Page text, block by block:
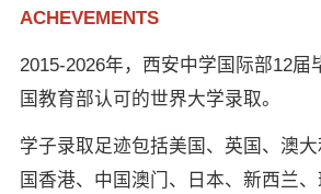
ACHEVEMENTS
2015-2026年，西安中学国际部12届
国教育部认可的世界大学录取。
学子录取足迹包括美国、英国、澳
国香港、中国澳门、日本、新西兰